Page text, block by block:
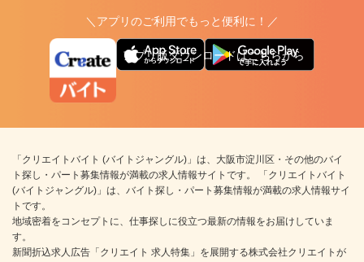
＼アプリのご利用でもっと便利に！／
アプリ版ダウンロードはこちらから
「クリエイトバイト (バイトジャングル)」は、大阪市淀川区・その他のバイ
ト探し・パート募集情報が満載の求人情報サイトです。 「クリエイトバイト
(バイトジャングル)」は、バイト探し・パート募集情報が満載の求人情報サイ
トです。
地域密着をコンセプトに、仕事探しに役立つ最新の情報をお届けしていま
す。
新聞折込求人広告「クリエイト 求人特集」を展開する株式会社クリエイトが